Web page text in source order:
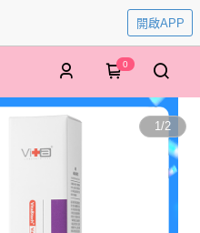
開啟APP
0
1/2